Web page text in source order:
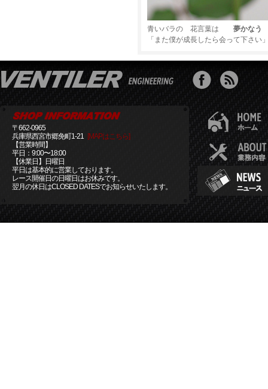
青いバラの 花言葉は 夢かなう
「また僕が成長したら会って下さ
〒662-0965
兵庫県西宮市郷免町1-21 [MAPはこちら]
【営業時間】
平日：9:00〜18:00
【休業日】日曜日
平日は基本的に営業しております。
レース開催日の日曜日はお休みです。
翌月の休日はCLOSED DATESでお知らせいたします。